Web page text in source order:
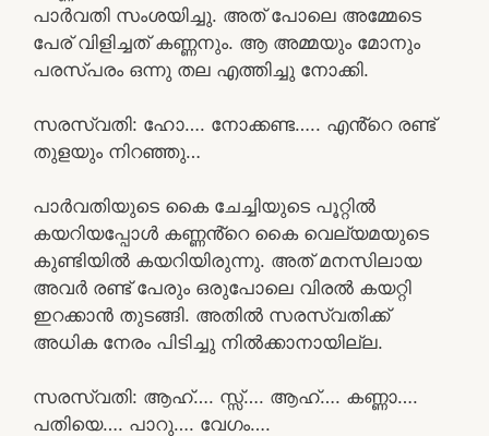
പാർവതി സംശയിച്ചു. അത് പോലെ അമ്മേടെ
പേര് വിളിച്ചത് കണ്ണനും. ആ അമ്മയും മോനും
പരസ്പരം ഒന്നു തല എത്തിച്ചു നോക്കി.
സരസ്വതി: ഹോ…. നോക്കണ്ട….. എൻ്റെ രണ്ട്
തുളയും നിറഞ്ഞു…
പാർവതിയുടെ കൈ ചേച്ചിയുടെ പൂറ്റിൽ
കയറിയപ്പോൾ കണ്ണൻ്റെ കൈ വെല്യമയുടെ
കുണ്ടിയിൽ കയറിയിരുന്നു. അത് മനസിലായ
അവർ രണ്ട് പേരും ഒരുപോലെ വിരൽ കയറ്റി
ഇറക്കാൻ തുടങ്ങി. അതിൽ സരസ്വതിക്ക്
അധിക നേരം പിടിച്ചു നിൽക്കാനായില്ല.
സരസ്വതി: ആഹ്…. സ്സ്‌…. ആഹ്…. കണ്ണാ….
പതിയെ…. പാറു…. വേഗം….